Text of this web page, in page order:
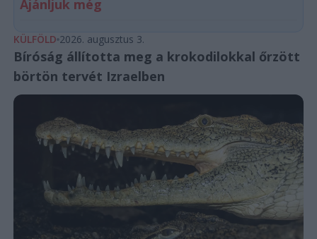
Ajánljuk még
KÜLFÖLD 2026. augusztus 3.
Bíróság állította meg a krokodilokkal őrzött
börtön tervét Izraelben